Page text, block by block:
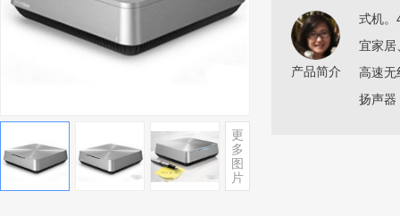
更
多
图
片
产品简介
式机。
宜家居
高速无
扬声器